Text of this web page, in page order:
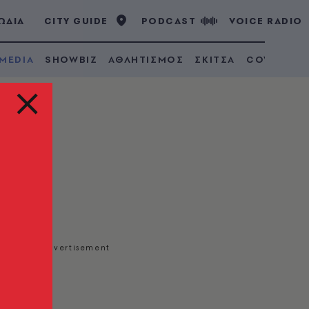
CITY GUIDE PODCAST VOICE RADIO
SHOWBIZ ΑΘΛΗΤΙΣΜΟΣ ΣΚΙΤΣΑ COVID 19